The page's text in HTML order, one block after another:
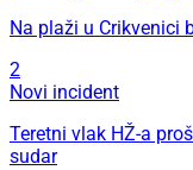
Na plaži u Crikvenici
2
Novi incident
Teretni vlak HŽ-a
sudar